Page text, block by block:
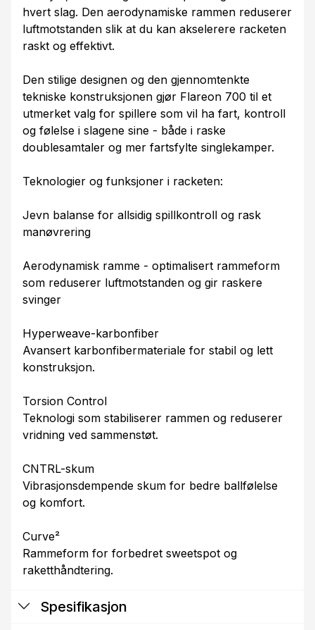
hvert slag. Den aerodynamiske rammen reduserer
luftmotstanden slik at du kan akselerere racketen
raskt og effektivt.
Den stilige designen og den gjennomtenkte
tekniske konstruksjonen gjør Flareon 700 til et
utmerket valg for spillere som vil ha fart, kontroll
og følelse i slagene sine - både i raske
doublesamtaler og mer fartsfylte singlekamper.
Teknologier og funksjoner i racketen:
Jevn balanse for allsidig spillkontroll og rask
manøvrering
Aerodynamisk ramme - optimalisert rammeform
som reduserer luftmotstanden og gir raskere
svinger
Hyperweave-karbonfiber
Avansert karbonfibermateriale for stabil og lett
konstruksjon.
Torsion Control
Teknologi som stabiliserer rammen og reduserer
vridning ved sammenstøt.
CNTRL-skum
Vibrasjonsdempende skum for bedre ballfølelse
og komfort.
Curve²
Rammeform for forbedret sweetspot og
raketthåndtering.
Spesifikasjon